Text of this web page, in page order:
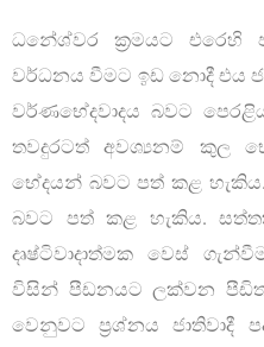
ධනේශ්වර ක්‍රමයට එරෙහි
වර්ධනය වීමට ඉඩ නොදී එය
වර්ණභේදවාදය බවට
තවදුරටත් අවශ්‍යනම් කුල
භේදයන් බවට පත් කළ
බවට පත් කළ හැකිය.
දෘෂ්ටිවාදාත්මක වෙස්
විසින් පීඩනයට ලක්වන
වෙනුවට ප්‍රශ්නය ජාතිවාදී